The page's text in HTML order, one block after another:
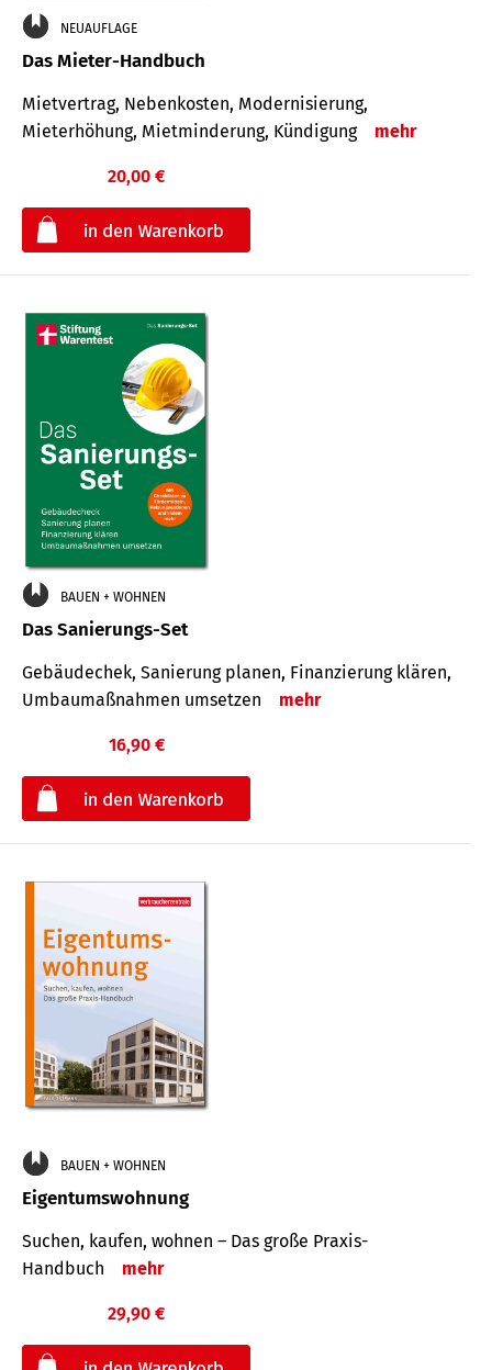
NEUAUFLAGE
Das Mieter-Handbuch
Mietvertrag, Nebenkosten, Modernisierung,
Mieterhöhung, Mietminderung, Kündigung
mehr
20,00 €
BAUEN + WOHNEN
Das Sanierungs-Set
Gebäudechek, Sanierung planen, Finanzierung klären,
Umbaumaßnahmen umsetzen
mehr
16,90 €
BAUEN + WOHNEN
Eigentumswohnung
Suchen, kaufen, wohnen – Das große Praxis-
Handbuch
mehr
29,90 €